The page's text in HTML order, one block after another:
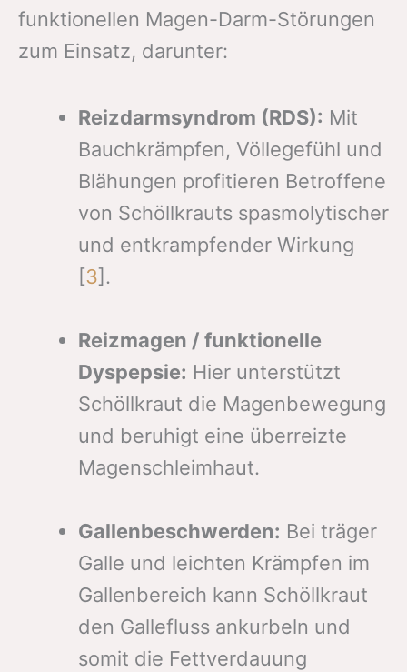
funktionellen Magen-Darm-Störungen
zum Einsatz, darunter:
Reizdarmsyndrom (RDS): Mit
Bauchkrämpfen, Völlegefühl und
Blähungen profitieren Betroffene
von Schöllkrauts spasmolytischer
und entkrampfender Wirkung
[3].
Reizmagen / funktionelle
Dyspepsie: Hier unterstützt
Schöllkraut die Magenbewegung
und beruhigt eine überreizte
Magenschleimhaut.
Gallenbeschwerden: Bei träger
Galle und leichten Krämpfen im
Gallenbereich kann Schöllkraut
den Gallefluss ankurbeln und
somit die Fettverdauung